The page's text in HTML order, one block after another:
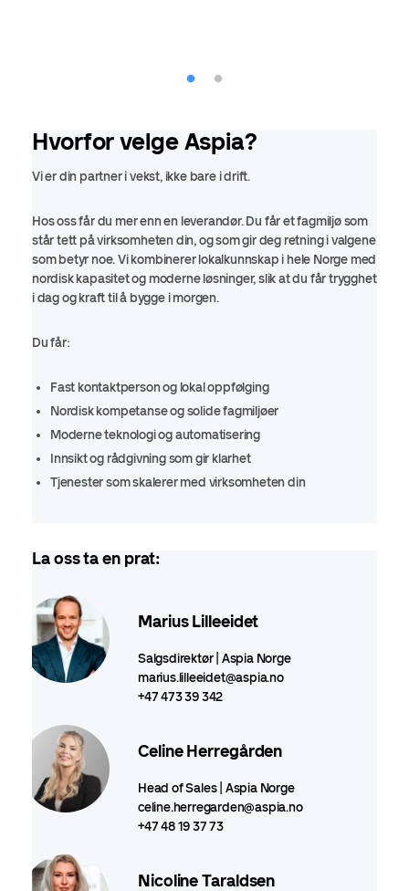
Hvorfor velge Aspia?
Vi er din partner i vekst, ikke bare i drift.
Hos oss får du mer enn en leverandør. Du får et fagmiljø som
står tett på virksomheten din, og som gir deg retning i valgene
som betyr noe. Vi kombinerer lokalkunnskap i hele Norge med
nordisk kapasitet og moderne løsninger, slik at du får trygghet
i dag og kraft til å bygge i morgen.
Du får:
Fast kontaktperson og lokal oppfølging
Nordisk kompetanse og solide fagmiljøer
Moderne teknologi og automatisering
Innsikt og rådgivning som gir klarhet
Tjenester som skalerer med virksomheten din
La oss ta en prat:
Marius Lilleeidet
Salgsdirektør | Aspia Norge
marius.lilleeidet@aspia.no
+47 473 39 342
Celine Herregården
Head of Sales | Aspia Norge
celine.herregarden@aspia.no
+47 48 19 37 73
Nicoline Taraldsen